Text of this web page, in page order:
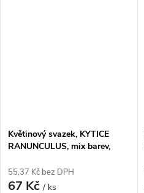
Květinový svazek, KYTICE
RANUNCULUS, mix barev,
55,37 Kč bez DPH
67 Kč/ ks